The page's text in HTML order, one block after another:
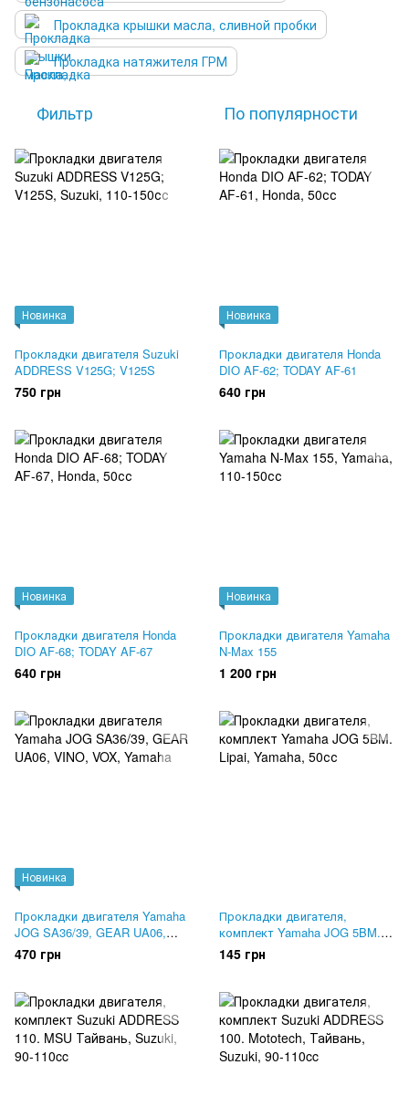
Прокладка крышки масла, сливной пробки
Прокладка натяжителя ГРМ
Фильтр По популярности
Новинка
Прокладки двигателя Suzuki
ADDRESS V125G; V125S
750 грн
Новинка
Прокладки двигателя Honda
DIO AF-62; TODAY AF-61
640 грн
Новинка
Прокладки двигателя Honda
DIO AF-68; TODAY AF-67
640 грн
Новинка
Прокладки двигателя Yamaha
N-Max 155
1 200 грн
Новинка
Прокладки двигателя Yamaha
JOG SA36/39, GEAR UA06,
VINO, VOX
470 грн
Прокладки двигателя,
комплект Yamaha JOG 5BM.
Lipai
145 грн